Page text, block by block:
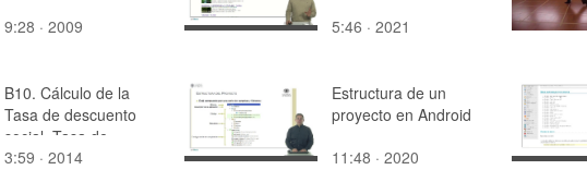
9:28 · 2009
5:46 · 2021
B10. Cálculo de la
Tasa de descuento
social. Tasa de
preferencia temporal
3:59 · 2014
Estructura de un
proyecto en Android
11:48 · 2020